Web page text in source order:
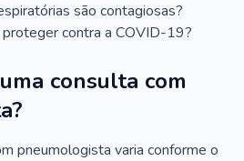
são contagiosas?
contra a COVID-19?
consulta com
pneumologista varia conforme o